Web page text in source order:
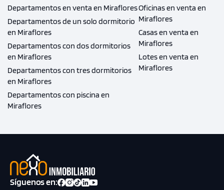
Departamentos en venta en Miraflores
Departamentos de un solo dormitorio
en Miraflores
Departamentos con dos dormitorios
en Miraflores
Departamentos con tres dormitorios
en Miraflores
Departamentos con piscina en
Miraflores
Oficinas en venta en
Miraflores
Casas en venta en
Miraflores
Lotes en venta en
Miraflores
Síguenos en: